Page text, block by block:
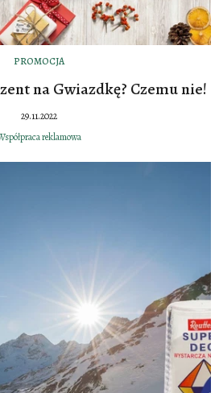
PROMOCJA
na Gwiazdkę? Czemu nie!
29.11.2022
reklamowa